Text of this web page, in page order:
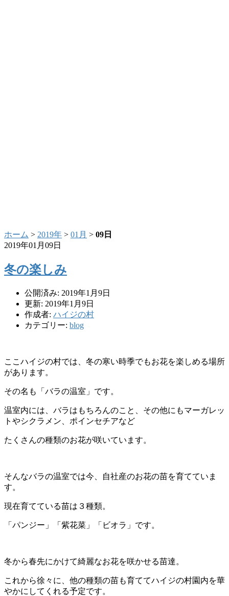
ホーム > 2019年 > 01月 > 09日
2019年01月09日
冬の楽しみ
公開済み: 2019年1月9日
更新: 2019年1月9日
作成者: ハイジの村
カテゴリー: blog
ここハイジの村では、冬の寒い時季でもお花を楽しめる場所
があります。
その名も「バラの温室」です。
温室内には、バラはもちろんのこと、その他にもマーガレッ
トやシクラメン、ポインセチアなど
たくさんの種類のお花が咲いています。
そんなバラの温室では今、自社産のお花の苗を育てていま
す。
現在育てている苗は３種類。
「パンジー」「紫花菜」「ビオラ」です。
冬から春先にかけて綺麗なお花を咲かせる苗達。
これから徐々に、他の種類の苗も育ててハイジの村園内を華
やかにしてくれる予定です。